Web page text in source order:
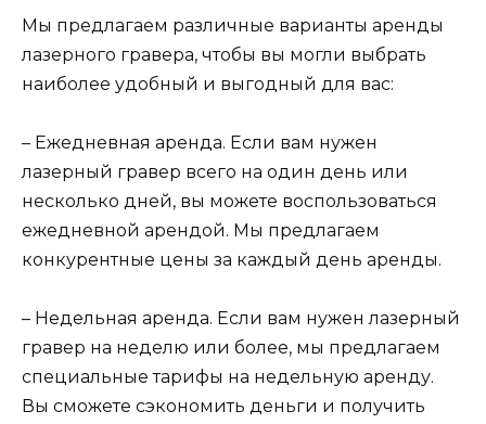
Мы предлагаем различные варианты аренды
лазерного гравера, чтобы вы могли выбрать
наиболее удобный и выгодный для вас:
– Ежедневная аренда. Если вам нужен
лазерный гравер всего на один день или
несколько дней, вы можете воспользоваться
ежедневной арендой. Мы предлагаем
конкурентные цены за каждый день аренды.
– Недельная аренда. Если вам нужен лазерный
гравер на неделю или более, мы предлагаем
специальные тарифы на недельную аренду.
Вы сможете сэкономить деньги и получить